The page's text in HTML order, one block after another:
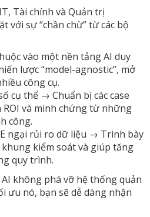
Tài chính và Quản trị
với sự “chần chừ” từ các bộ
vào một nền tảng AI duy
lược “model-agnostic”, mở
công cụ.
cụ thể → Chuẩn bị các case
và minh chứng từ những
công.
ngại rủi ro dữ liệu → Trình bày
kiểm soát và giúp tăng
quy trình.
không phá vỡ hệ thống quản
ưu nó, bạn sẽ dễ dàng nhận